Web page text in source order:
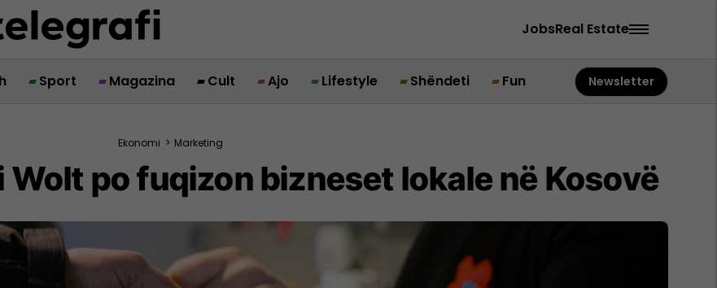
JobsReal Estate
Sport Magazina Cult Ajo Lifestyle Shëndeti Fun Newsletter
Ekonomi > Marketing
po fuqizon bizneset lokale në Kosovë